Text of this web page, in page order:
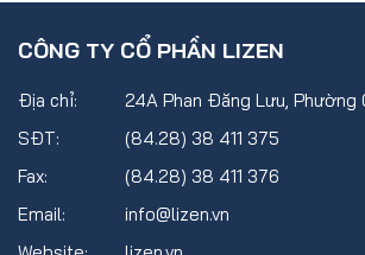
CÔNG TY CỔ PHẦN LIZEN
Địa chỉ:
24A Phan Đăng Lưu, Phường
SĐT:
(84.28) 38 411 375
Fax:
(84.28) 38 411 376
Email:
info@lizen.vn